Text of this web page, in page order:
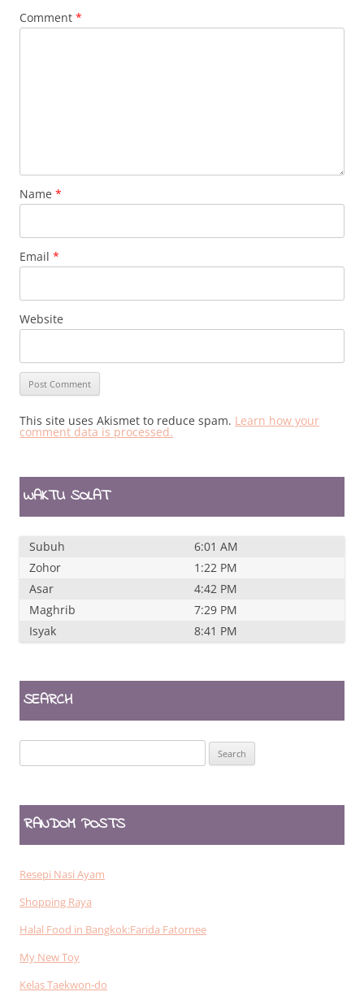
Comment *
Name *
Email *
Website
This site uses Akismet to reduce spam. Learn how your
comment data is processed.
WAKTU SOLAT
Subuh
6:01 AM
Zohor
1:22 PM
Asar
4:42 PM
Maghrib
7:29 PM
Isyak
8:41 PM
SEARCH
for:
RANDOM POSTS
Resepi Nasi Ayam
Shopping Raya
Halal Food in Bangkok:Farida Fatornee
My New Toy
Kelas Taekwon-do